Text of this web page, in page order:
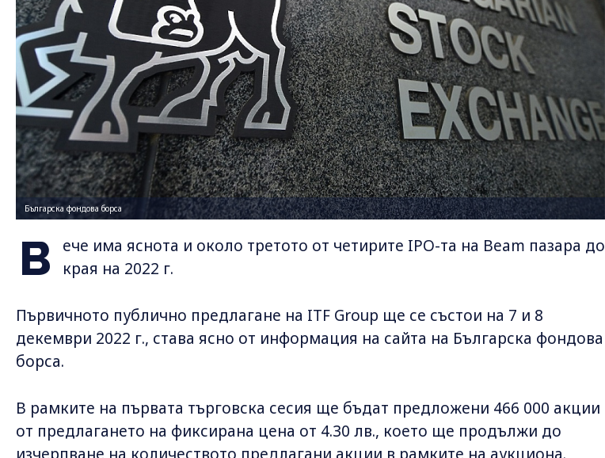
Българска фондова борса
В
ече има яснота и около третото от четирите IPO-та на Beam пазара до
края на 2022 г.
Първичното публично предлагане на ITF Group ще се състои на 7 и 8
декември 2022 г., става ясно от информация на сайта на Българска фондова
борса.
В рамките на първата търговска сесия ще бъдат предложени 466 000 акции
от предлагането на фиксирана цена от 4.30 лв., което ще продължи до
изчерпване на количеството предлагани акции в рамките на аукциона.